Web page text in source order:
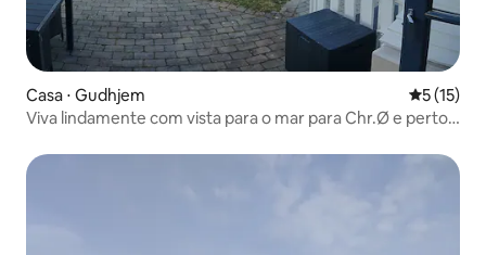
Casa ⋅ Gudhjem 5 de uma
5 (15)
Viva lindamente com vista para o mar para Chr.Ø e perto